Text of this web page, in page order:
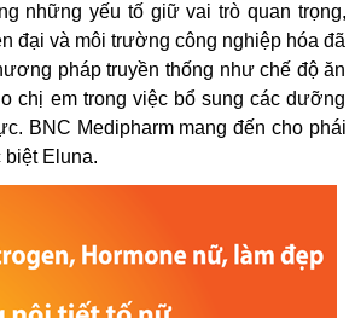
những yếu tố giữ vai trò quan trọng,
đại và môi trường công nghiệp hóa đã
pháp truyền thống như chế độ ăn
chị em trong việc bổ sung các dưỡng
BNC Medipharm mang đến cho phái
Eluna.